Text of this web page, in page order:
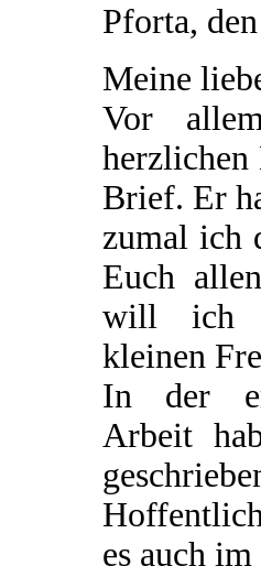
Pforta,
Meine
Vor
herzlichen
Brief. Er
zumal ich
Euch
will ich
kleinen
In der
Arbeit
es auch